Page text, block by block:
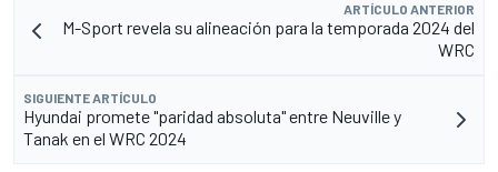
ARTÍCULO ANTERIOR
M-Sport revela su alineación para la temporada 2024 del
WRC
SIGUIENTE ARTÍCULO
Hyundai promete "paridad absoluta" entre Neuville y
Tanak en el WRC 2024